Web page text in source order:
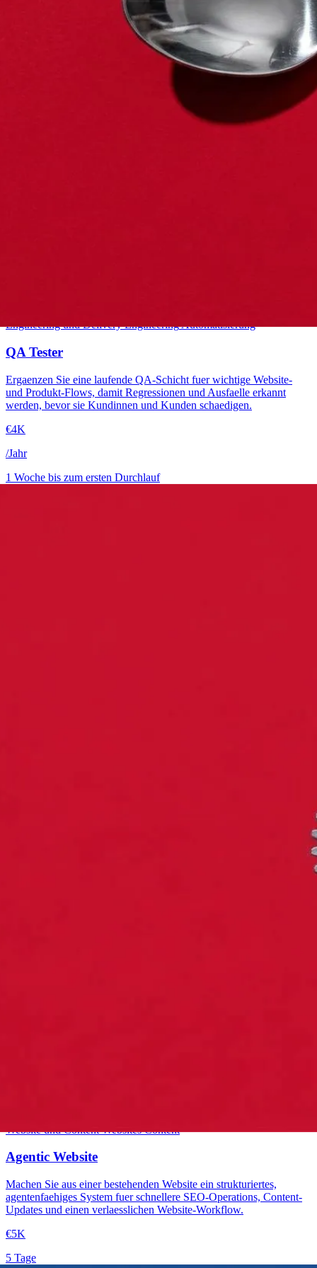
Engineering und Delivery EngineeringAutomatisierung
QA Tester
Ergaenzen Sie eine laufende QA-Schicht fuer wichtige Website-
und Produkt-Flows, damit Regressionen und Ausfaelle erkannt
werden, bevor sie Kundinnen und Kunden schaedigen.
€4K
/Jahr
1 Woche bis zum ersten Durchlauf
Website und Content Websites Content
Agentic Website
Machen Sie aus einer bestehenden Website ein strukturiertes,
agentenfaehiges System fuer schnellere SEO-Operations, Content-
Updates und einen verlaesslichen Website-Workflow.
€5K
5 Tage